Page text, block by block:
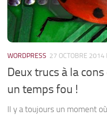
WORDPRESS 27 OCTOBRE 2014
Deux trucs à la
un temps fou !
Il y a toujours un moment